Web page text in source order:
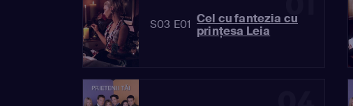
S03 E01 Cel cu fantezia cu
prinţesa Leia